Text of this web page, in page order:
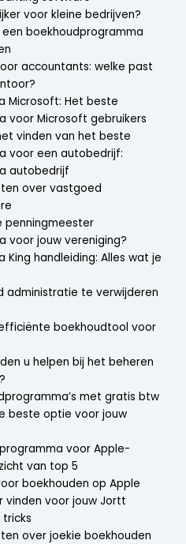
voor kleine bedrijven?
boekhoudprogramma
accountants: welke past
Microsoft: Het beste
voor Microsoft gebruikers
vinden van het beste
voor een autobedrijf:
autobedrijf
over vastgoed
penningmeester
voor jouw vereniging?
King handleiding: Alles wat je
administratie te verwijderen
boekhoudtool voor
u helpen bij het beheren
met gratis btw
beste optie voor jouw
voor Apple-
van top 5
boekhouden op Apple
vinden voor jouw Jortt
over joekie boekhouden